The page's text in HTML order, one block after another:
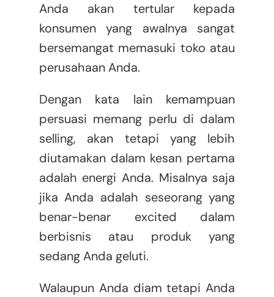
Anda akan tertular kepada
konsumen yang awalnya sangat
bersemangat memasuki toko atau
perusahaan Anda.
Dengan kata lain kemampuan
persuasi memang perlu di dalam
selling, akan tetapi yang lebih
diutamakan dalam kesan pertama
adalah energi Anda. Misalnya saja
jika Anda adalah seseorang yang
benar-benar excited dalam
berbisnis atau produk yang
sedang Anda geluti.
Walaupun Anda diam tetapi Anda